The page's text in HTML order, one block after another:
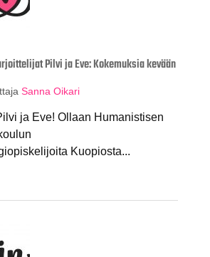
Pilvi ja Eve: Kokemuksia kevään
Sanna Oikari
ja Eve! Ollaan Humanistisen
Kuopiosta...